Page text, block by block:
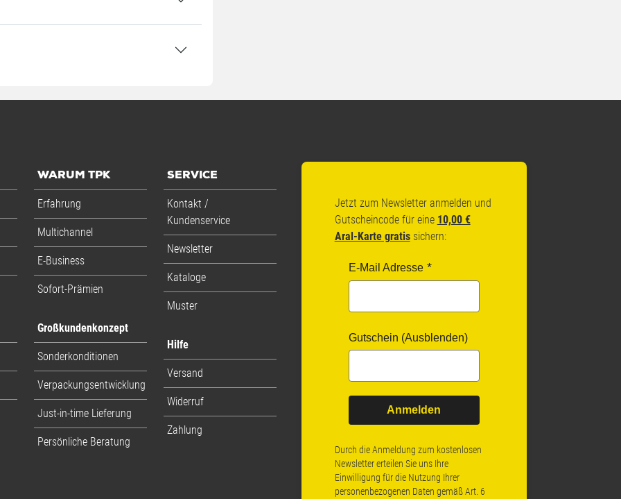
WARUM TPK
Erfahrung
Multichannel
E-Business
Sofort-Prämien
Großkundenkonzept
Sonderkonditionen
Verpackungsentwicklung
Just-in-time Lieferung
Persönliche Beratung
SERVICE
Kontakt /
Kundenservice
Newsletter
Kataloge
Muster
Hilfe
Versand
Widerruf
Zahlung
Jetzt zum Newsletter anmelden und
Gutscheincode für eine 10,00 €
Aral-Karte gratissichern:
E-Mail Adresse
Gutschein (Ausblenden)
Anmelden
Durch die Anmeldung zum kostenlosen
Newsletter erteilen Sie uns Ihre
Einwilligung für die Nutzung Ihrer
personenbezogenen Daten gemäß Art. 6